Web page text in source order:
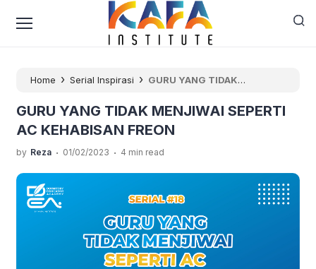
Home › Serial Inspirasi › GURU YANG TIDAK
GURU YANG TIDAK MENJIWAI SEPERTI
AC KEHABISAN FREON
by Reza . 01/02/2023 . 4 min read